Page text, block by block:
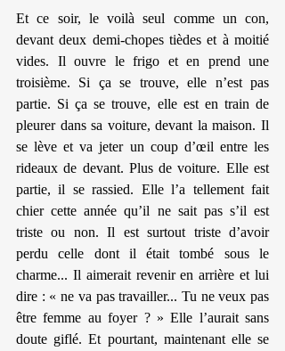
Et ce soir, le voilà seul comme un con,
devant deux demi-chopes tièdes et à moitié
vides. Il ouvre le frigo et en prend une
troisième. Si ça se trouve, elle n’est pas
partie. Si ça se trouve, elle est en train de
pleurer dans sa voiture, devant la maison. Il
se lève et va jeter un coup d’œil entre les
rideaux de devant. Plus de voiture. Elle est
partie, il se rassied. Elle l’a tellement fait
chier cette année qu’il ne sait pas s’il est
triste ou non. Il est surtout triste d’avoir
perdu celle dont il était tombé sous le
charme... Il aimerait revenir en arrière et lui
dire : « ne va pas travailler... Tu ne veux pas
être femme au foyer ? » Elle l’aurait sans
doute giflé. Et pourtant, maintenant elle se